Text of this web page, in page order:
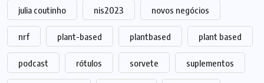
julia coutinho nis2023 novos negócios
nrf plant-based plantbased plant based
podcast rótulos sorvete suplementos